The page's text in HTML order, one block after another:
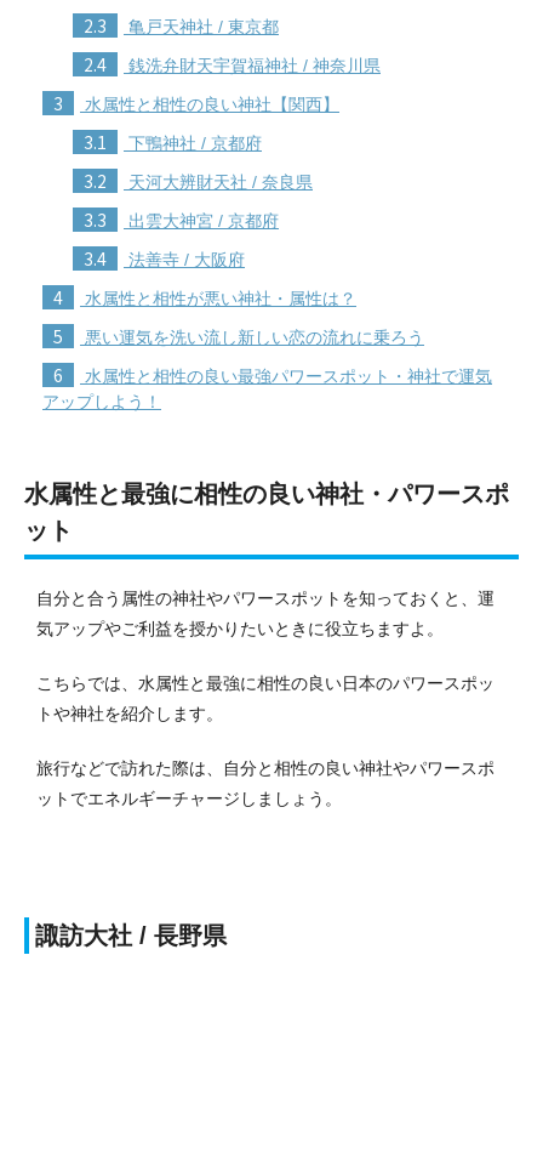
2.3 亀戸天神社 / 東京都
2.4 銭洗弁財天宇賀福神社 / 神奈川県
3 水属性と相性の良い神社【関西】
3.1 下鴨神社 / 京都府
3.2 天河大辨財天社 / 奈良県
3.3 出雲大神宮 / 京都府
3.4 法善寺 / 大阪府
4 水属性と相性が悪い神社・属性は？
5 悪い運気を洗い流し新しい恋の流れに乗ろう
6
水属性と相性の良い最強パワースポット・神社で運気
アップしよう！
水属性と最強に相性の良い神社・パワースポ
ット
自分と合う属性の神社やパワースポットを知っておくと、運
気アップやご利益を授かりたいときに役立ちますよ。
こちらでは、水属性と最強に相性の良い日本のパワースポッ
トや神社を紹介します。
旅行などで訪れた際は、自分と相性の良い神社やパワースポ
ットでエネルギーチャージしましょう。
諏訪大社 / 長野県